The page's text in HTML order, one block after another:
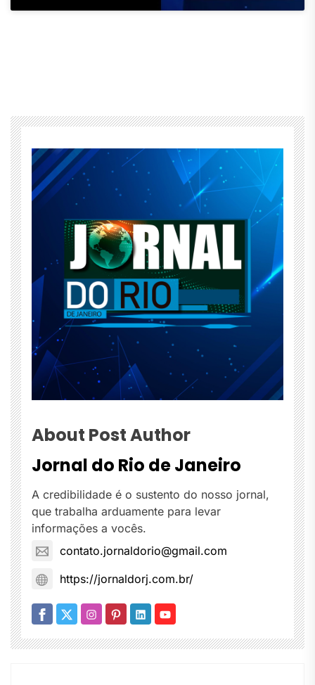
About Post Author
Jornal do Rio de Janeiro
A credibilidade é o sustento do nosso jornal,
que trabalha arduamente para levar
informações a vocês.
contato.jornaldorio@gmail.com
https://jornaldorj.com.br/